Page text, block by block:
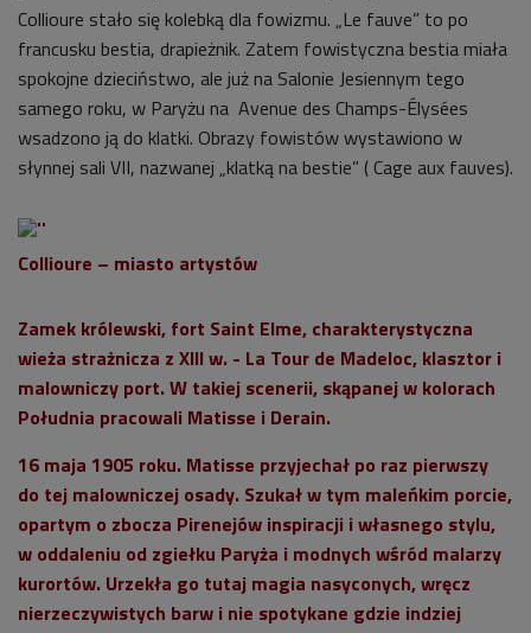
Collioure stało się kolebką dla fowizmu. „Le fauve” to po
francusku bestia, drapieżnik. Zatem fowistyczna bestia miała
spokojne dzieciństwo, ale już na Salonie Jesiennym tego
samego roku, w Paryżu na Avenue des Champs-Élysées
wsadzono ją do klatki. Obrazy fowistów wystawiono w
słynnej sali VII, nazwanej „klatką na bestie” ( Cage aux fauves).
Collioure – miasto artystów
Zamek królewski, fort Saint Elme, charakterystyczna
wieża strażnicza z XIII w. - La Tour de Madeloc, klasztor i
malowniczy port. W takiej scenerii, skąpanej w kolorach
Południa pracowali Matisse i Derain.
16 maja 1905 roku. Matisse przyjechał po raz pierwszy
do tej malowniczej osady. Szukał w tym maleńkim porcie,
opartym o zbocza Pirenejów inspiracji i własnego stylu,
w oddaleniu od zgiełku Paryża i modnych wśród malarzy
kurortów. Urzekła go tutaj magia nasyconych, wręcz
nierzeczywistych barw i nie spotykane gdzie indziej